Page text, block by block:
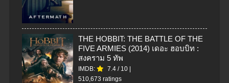
THE HOBBIT: THE BATTLE OF THE
FIVE ARMIES (2014) เดอะ ฮอบบิท :
สงคราม 5 ทัพ
IMDB: 7.4 / 10 |
510,673 ratings